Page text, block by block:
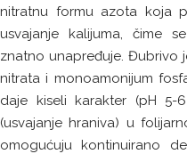
nitratnu formu azota koja
usvajanje kalijuma, čime
znatno unapređuje. Đubrivo
nitrata i monoamonijum
daje kiseli karakter (pH
(usvajanje hraniva) u
omogućuju kontinuirano